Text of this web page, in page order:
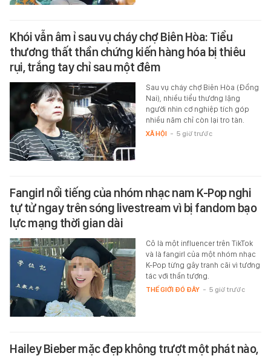
Khói vẫn âm ỉ sau vụ cháy chợ Biên Hòa: Tiểu
thương thất thần chứng kiến hàng hóa bị thiêu
rụi, trắng tay chỉ sau một đêm
Sau vụ cháy chợ Biên Hòa (Đồng
Nai), nhiều tiểu thương lặng
người nhìn cơ nghiệp tích góp
nhiều năm chỉ còn lại tro tàn.
XÃ HỘI - 5 giờ trước
Fangirl nổi tiếng của nhóm nhạc nam K-Pop nghi
tự tử ngay trên sóng livestream vì bị fandom bạo
lực mạng thời gian dài
Cô là một influencer trên TikTok
và là fangirl của một nhóm nhạc
K-Pop từng gây tranh cãi vì tương
tác với thần tượng.
THẾ GIỚI ĐÓ ĐÂY - 5 giờ trước
Hailey Bieber mặc đẹp không trượt một phát nào,